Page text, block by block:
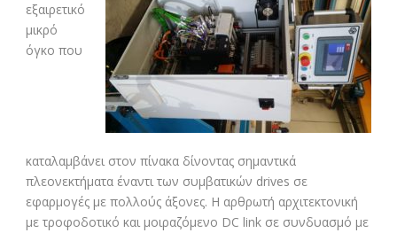
εξαιρετικό
μικρό
όγκο που
καταλαμβάνει στον πίνακα δίνοντας σημαντικά
πλεονεκτήματα έναντι των συμβατικών drives σε
εφαρμογές με πολλούς άξονες. Η αρθρωτή αρχιτεκτονική
με τροφοδοτικό και μοιραζόμενο DC link σε συνδυασμό με